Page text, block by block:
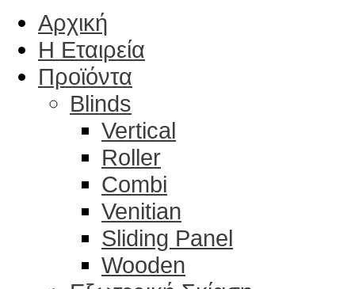
Αρχική
Η Εταιρεία
Προϊόντα
Blinds
Vertical
Roller
Combi
Venitian
Sliding Panel
Wooden